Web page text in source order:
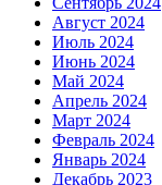
Август 2024
Июль 2024
Июнь 2024
Май 2024
Апрель 2024
Март 2024
Февраль 2024
Январь 2024
Декабрь 2023